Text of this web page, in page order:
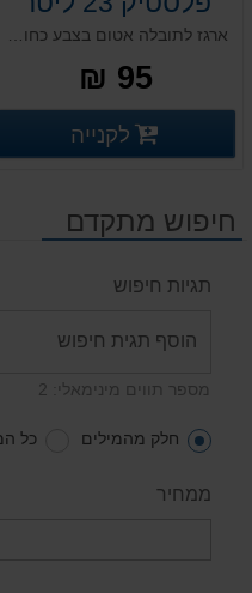
95 ₪
פרטים נוספים
לקנייה
חיפוש מתקדם
תגיות חיפוש
מספר תווים מינימאלי: 2
חלק מהמילים כל
ממחיר